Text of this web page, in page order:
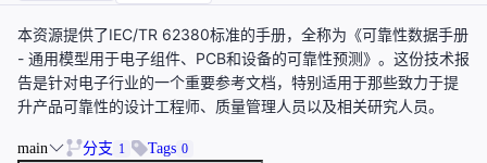
本资源提供了IEC/TR 62380标准的手册，全称为《可靠性数据手册
- 通用模型用于电子组件、PCB和设备的可靠性预测》。这份技术报
告是针对电子行业的一个重要参考文档，特别适用于那些致力于提
升产品可靠性的设计工程师、质量管理人员以及相关研究人员。
main 分支 1 Tags 0